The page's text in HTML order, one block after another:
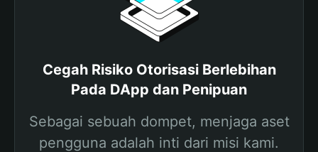
Cegah Risiko Otorisasi Berlebihan
Pada DApp dan Penipuan
Sebagai sebuah dompet, menjaga aset
pengguna adalah inti dari misi kami.